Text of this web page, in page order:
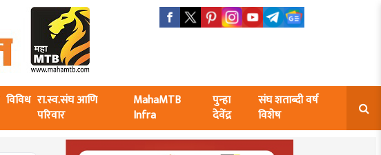
विविध रा.स्व.संघ आणि
परिवार
MahaMTB
Infra
पुन्हा
देवेंद्र
संघ शताब्दी वर्ष
विशेष